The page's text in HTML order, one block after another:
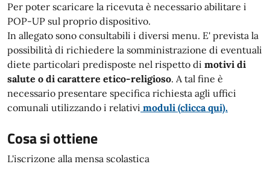
Per poter scaricare la ricevuta è necessario abilitare i
POP-UP sul proprio dispositivo.
In allegato sono consultabili i diversi menu. E' prevista la
possibilità di richiedere la somministrazione di eventuali
diete particolari predisposte nel rispetto di motivi di
salute o di carattere etico-religioso. A tal fine è
necessario presentare specifica richiesta agli uffici
comunali utilizzando i relativi moduli (clicca qui).
Cosa si ottiene
L'iscrizone alla mensa scolastica